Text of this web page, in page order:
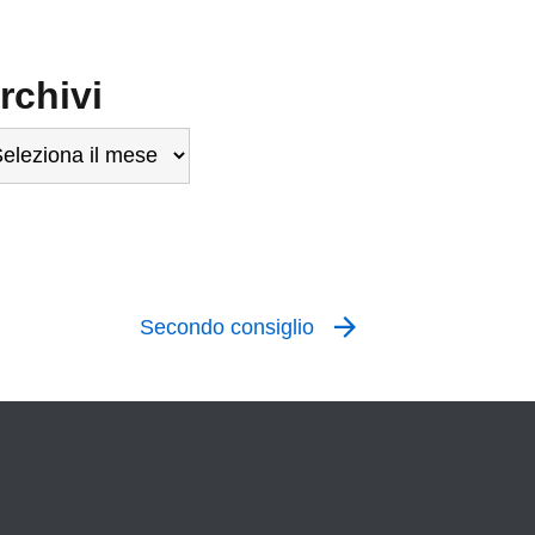
Secondo consiglio